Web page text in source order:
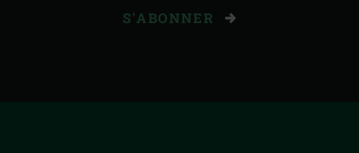
S'ABONNER